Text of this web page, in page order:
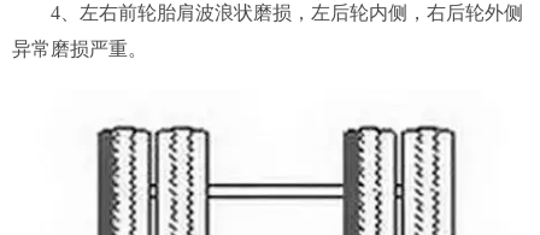
4、左右前轮胎肩波浪状磨损，左后轮内侧，右后轮外侧
异常磨损严重。